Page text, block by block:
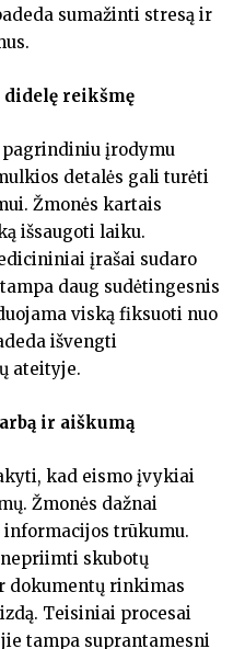
sumažinti stresą ir
reikšmę
įrodymu
detalės gali turėti
Žmonės kartais
išsaugoti laiku.
įrašai sudaro
daug sudėtingesnis
viską fiksuoti nuo
išvengti
ateityje.
ir aiškumą
kad eismo įvykiai
Žmonės dažnai
informacijos trūkumu.
skubotų
dokumentų rinkimas
Teisiniai procesai
tampa suprantamesni